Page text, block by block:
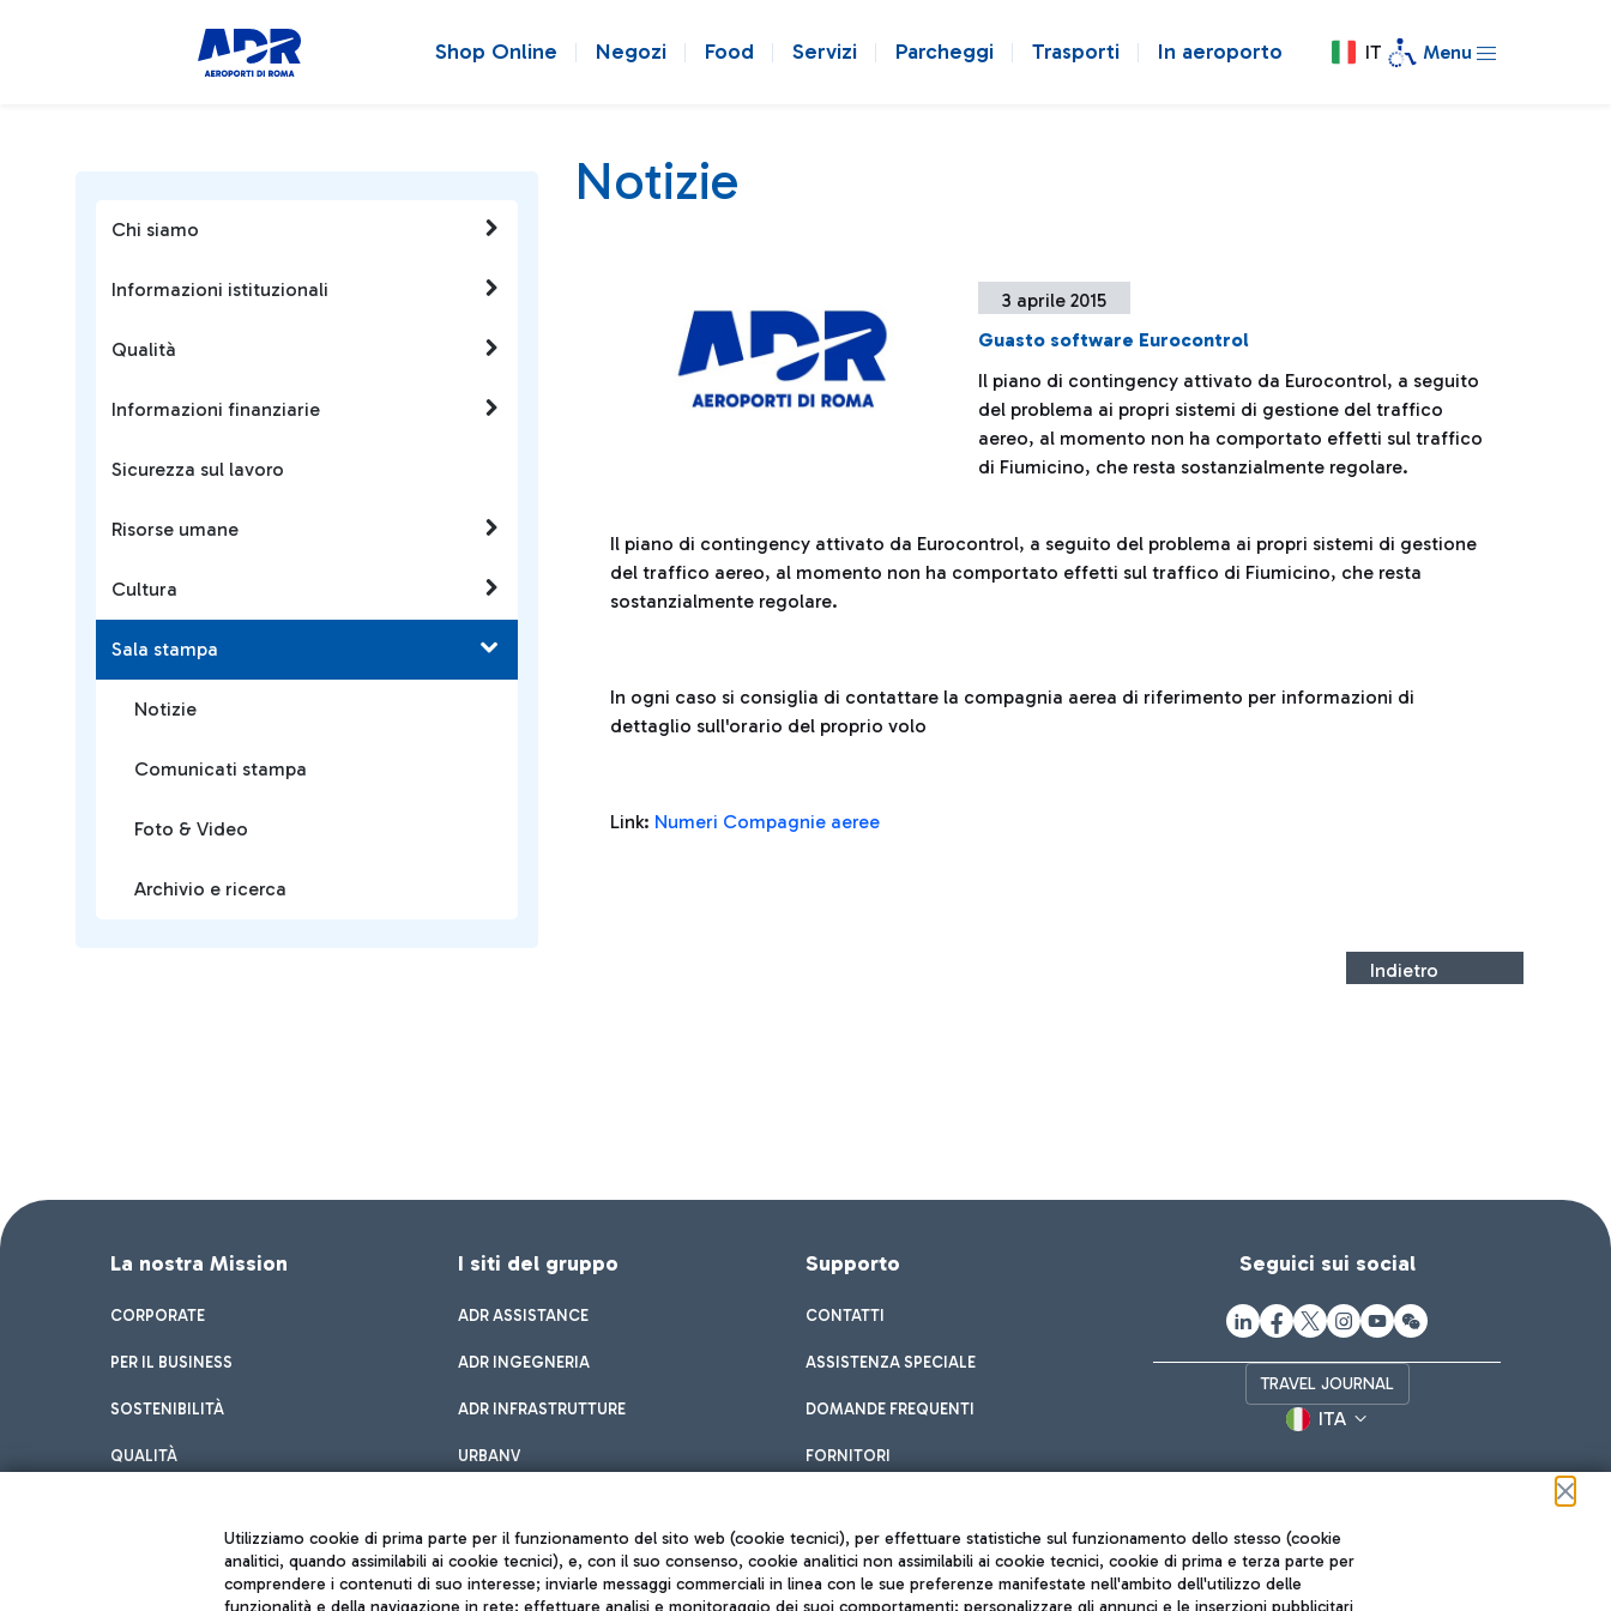
Shop Online Negozi Food Servizi Parcheggi Trasporti In aeroporto IT Menu
Chi siamo
Informazioni istituzionali
Qualità
Informazioni finanziarie
Sicurezza sul lavoro
Risorse umane
Cultura
Sala stampa
Notizie
Comunicati stampa
Foto & Video
Archivio e ricerca
Notizie
3 aprile 2015
Guasto software Eurocontrol
Il piano di contingency attivato da Eurocontrol, a seguito
del problema ai propri sistemi di gestione del traffico
aereo, al momento non ha comportato effetti sul traffico
di Fiumicino, che resta sostanzialmente regolare.
Il piano di contingency attivato da Eurocontrol, a seguito del problema ai propri sistemi di gestione
del traffico aereo, al momento non ha comportato effetti sul traffico di Fiumicino, che resta
sostanzialmente regolare.
In ogni caso si consiglia di contattare la compagnia aerea di riferimento per informazioni di
dettaglio sull'orario del proprio volo
Link: Numeri Compagnie aeree
Indietro
La nostra Mission
CORPORATE
PER IL BUSINESS
SOSTENIBILITÀ
QUALITÀ
I siti del gruppo
ADR ASSISTANCE
ADR INGEGNERIA
ADR INFRASTRUTTURE
URBANV
Supporto
CONTATTI
ASSISTENZA SPECIALE
DOMANDE FREQUENTI
FORNITORI
Seguici sui social
TRAVEL JOURNAL
ITA
Utilizziamo cookie di prima parte per il funzionamento del sito web (cookie tecnici), per effettuare statistiche sul funzionamento dello stesso (cookie
analitici, quando assimilabili ai cookie tecnici), e, con il suo consenso, cookie analitici non assimilabili ai cookie tecnici, cookie di prima e terza parte per
comprendere i contenuti di suo interesse; inviarle messaggi commerciali in linea con le sue preferenze manifestate nell'ambito dell'utilizzo delle
funzionalità e della navigazione in rete; effettuare analisi e monitoraggio dei suoi comportamenti; personalizzare gli annunci e le inserzioni pubblicitari